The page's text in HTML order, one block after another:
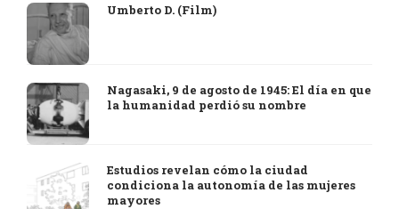
Umberto D. (Film)
Nagasaki, 9 de agosto de 1945: El día en que
la humanidad perdió su nombre
Estudios revelan cómo la ciudad
condiciona la autonomía de las mujeres
mayores